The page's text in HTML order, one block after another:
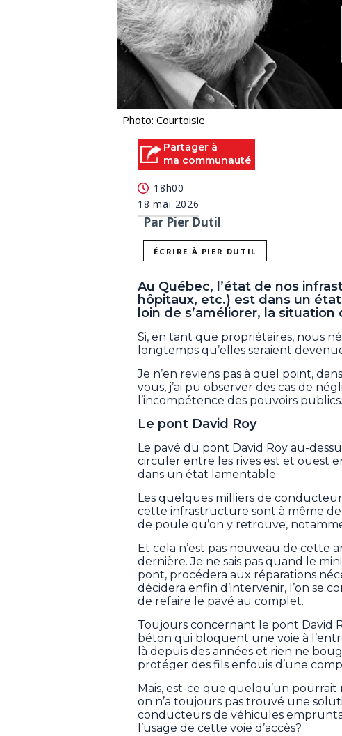
Photo: Courtoisie
Partager à
ma communauté
18h00
18 mai 2026
Par Pier Dutil
ÉCRIRE À PIER DUTIL
Au Québec, l’état de nos
hôpitaux, etc.) est dans un
loin de s’améliorer, la
Si, en tant que propriétaires, nous
longtemps qu’elles seraient
Je n’en reviens pas à quel point,
vous, j’ai pu observer des cas de
l’incompétence des pouvoirs publics.
Le pont David Roy
Le pavé du pont David Roy au-
circuler entre les rives est et ouest
dans un état lamentable.
Les quelques milliers de
cette infrastructure sont à même
de poule qu’on y retrouve,
Et cela n’est pas nouveau de cette
dernière. Je ne sais pas quand le
pont, procédera aux réparations
décidera enfin d’intervenir, l’on se
de refaire le pavé au complet.
Toujours concernant le pont David
béton qui bloquent une voie à
là depuis des années et rien ne
protéger des fils enfouis d’une
Mais, est-ce que quelqu’un
on n’a toujours pas trouvé une
conducteurs de véhicules
l’usage de cette voie d’accès?